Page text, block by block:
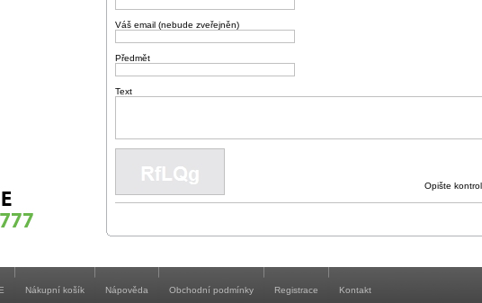
Váš email (nebude zveřejněn)
Předmět
Text
Opište
Nákupní košík Nápověda Obchodní podmínky Registrace Kontakt